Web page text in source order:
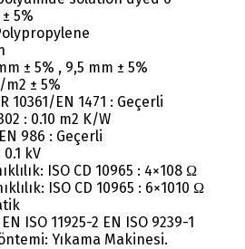
5%
± 5% , 9,5 mm ± 5%
m2 ± 5%
10361/EN 1471 : Geçerli
: 0.10 m2 K/W
986 : Geçerli
kV
ISO CD 10965 : 4×108 Ω
ISO CD 10965 : 6×1010 Ω
ISO 11925-2 EN ISO 9239-1
Yıkama Makinesi.